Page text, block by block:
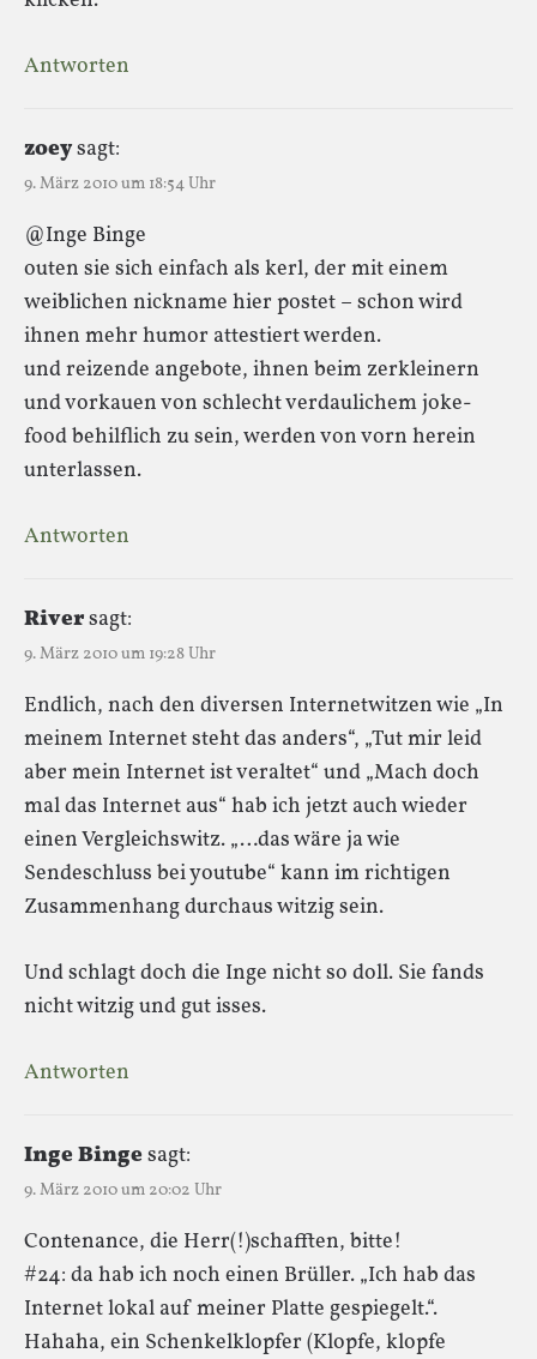
Antworten
zoeysagt:
9. März 2010 um 18:54 Uhr
@Inge Binge
outen sie sich einfach als kerl, der mit einem
weiblichen nickname hier postet – schon wird
ihnen mehr humor attestiert werden.
und reizende angebote, ihnen beim zerkleinern
und vorkauen von schlecht verdaulichem joke-
food behilflich zu sein, werden von vorn herein
unterlassen.
Antworten
Riversagt:
9. März 2010 um 19:28 Uhr
Endlich, nach den diversen Internetwitzen wie „In
meinem Internet steht das anders“, „Tut mir leid
aber mein Internet ist veraltet“ und „Mach doch
mal das Internet aus“ hab ich jetzt auch wieder
einen Vergleichswitz. „…das wäre ja wie
Sendeschluss bei youtube“ kann im richtigen
Zusammenhang durchaus witzig sein.
Und schlagt doch die Inge nicht so doll. Sie fands
nicht witzig und gut isses.
Antworten
Inge Bingesagt:
9. März 2010 um 20:02 Uhr
Contenance, die Herr(!)schafften, bitte!
#24: da hab ich noch einen Brüller. „Ich hab das
Internet lokal auf meiner Platte gespiegelt.“.
Hahaha, ein Schenkelklopfer (Klopfe, klopfe